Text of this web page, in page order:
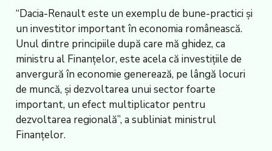
“Dacia-Renault este un exemplu de bune-practici şi
un investitor important în economia românească.
Unul dintre principiile după care mă ghidez, ca
ministru al Finanţelor, este acela că investiţiile de
anvergură în economie generează, pe lângă locuri
de muncă, şi dezvoltarea unui sector foarte
important, un efect multiplicator pentru
dezvoltarea regională”, a subliniat ministrul
Finanţelor.